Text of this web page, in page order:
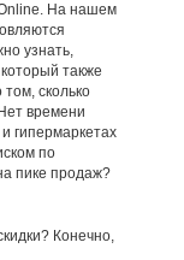
На нашем
узнать,
также
сколько
времени
гипермаркетах
по
пике продаж?
Конечно,